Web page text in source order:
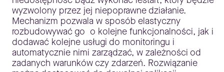
wyzwolony przez jej niepoprawne działanie.
Mechanizm pozwala w sposób elastyczny
rozbudowywać go o kolejne funkcjonalności, jak i
dodawać kolejne usługi do monitoringu i
automatycznie nimi zarządzać, w zależności od
zadanych warunków czy zdarzeń. Rozwiązanie